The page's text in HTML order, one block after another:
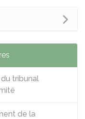
tribunal
de la